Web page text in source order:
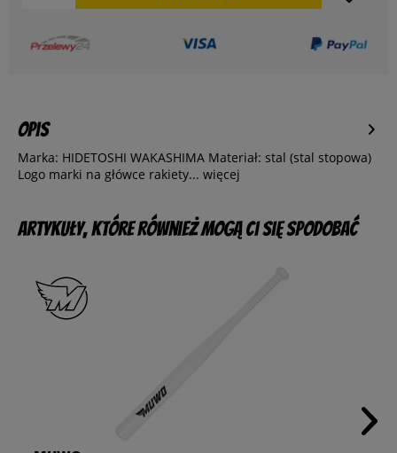
Opis
Marka: HIDETOSHI WAKASHIMA Materiał: stal (stal stopowa)
Logo marki na główce rakiety... więcej
Artykuły, które również mogą Ci się spodobać